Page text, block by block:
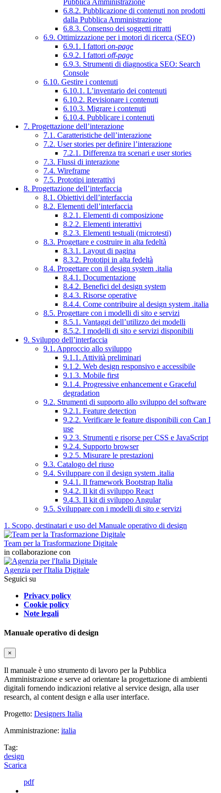
6.8.2. Pubblicazione di contenuti non prodotti
dalla Pubblica Amministrazione
6.8.3. Consenso dei soggetti ritratti
6.9. Ottimizzazione per i motori di ricerca (SEO)
6.9.1. I fattori on-page
6.9.2. I fattori off-page
6.9.3. Strumenti di diagnostica SEO: Search
Console
6.10. Gestire i contenuti
6.10.1. L’inventario dei contenuti
6.10.2. Revisionare i contenuti
6.10.3. Migrare i contenuti
6.10.4. Pubblicare i contenuti
7. Progettazione dell’interazione
7.1. Caratteristiche dell’interazione
7.2. User stories per definire l’interazione
7.2.1. Differenza tra scenari e user stories
7.3. Flussi di interazione
7.4. Wireframe
7.5. Prototipi interattivi
8. Progettazione dell’interfaccia
8.1. Obiettivi dell’interfaccia
8.2. Elementi dell’interfaccia
8.2.1. Elementi di composizione
8.2.2. Elementi interattivi
8.2.3. Elementi testuali (microtesti)
8.3. Progettare e costruire in alta fedeltà
8.3.1. Layout di pagina
8.3.2. Prototipi in alta fedeltà
8.4. Progettare con il design system .italia
8.4.1. Documentazione
8.4.2. Benefici del design system
8.4.3. Risorse operative
8.4.4. Come contribuire al design system .italia
8.5. Progettare con i modelli di sito e servizi
8.5.1. Vantaggi dell’utilizzo dei modelli
8.5.2. I modelli di sito e servizi disponibili
9. Sviluppo dell’interfaccia
9.1. Approccio allo sviluppo
9.1.1. Attività preliminari
9.1.2. Web design responsivo e accessibile
9.1.3. Mobile first
9.1.4. Progressive enhancement e Graceful
degradation
9.2. Strumenti di supporto allo sviluppo del software
9.2.1. Feature detection
9.2.2. Verificare le feature disponibili con Can I
use
9.2.3. Strumenti e risorse per CSS e JavaScript
9.2.4. Supporto browser
9.2.5. Misurare le prestazioni
9.3. Catalogo del riuso
9.4. Sviluppare con il design system .italia
9.4.1. Il framework Bootstrap Italia
9.4.2. Il kit di sviluppo React
9.4.3. Il kit di sviluppo Angular
9.5. Sviluppare con i modelli di sito e servizi
1. Scopo, destinatari e uso del Manuale operativo di design
Team per la Trasformazione Digitale
in collaborazione con
Agenzia per l'Italia Digitale
Seguici su
Privacy policy
Cookie policy
Note legali
Manuale operativo di design
×
Il manuale è uno strumento di lavoro per la Pubblica
Amministrazione e serve ad orientare la progettazione di ambienti
digitali fornendo indicazioni relative al service design, alla user
research, al content design e alla user interface.
Progetto: Designers Italia
Amministrazione: italia
Tag:
design
Scarica
pdf